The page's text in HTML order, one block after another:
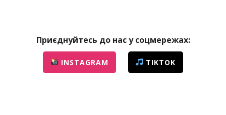
Приєднуйтесь до нас у соцмережах:
INSTAGRAM TIKTOK